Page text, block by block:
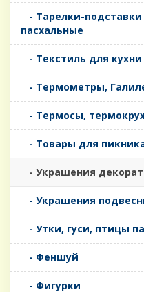
- Тарелки-
пасхальные
- Текстиль для кухни
- Термометры,
- Термосы,
- Товары для
- Украшения
- Украшения
- Утки, гуси, птицы
- Феншуй
- Фигурки